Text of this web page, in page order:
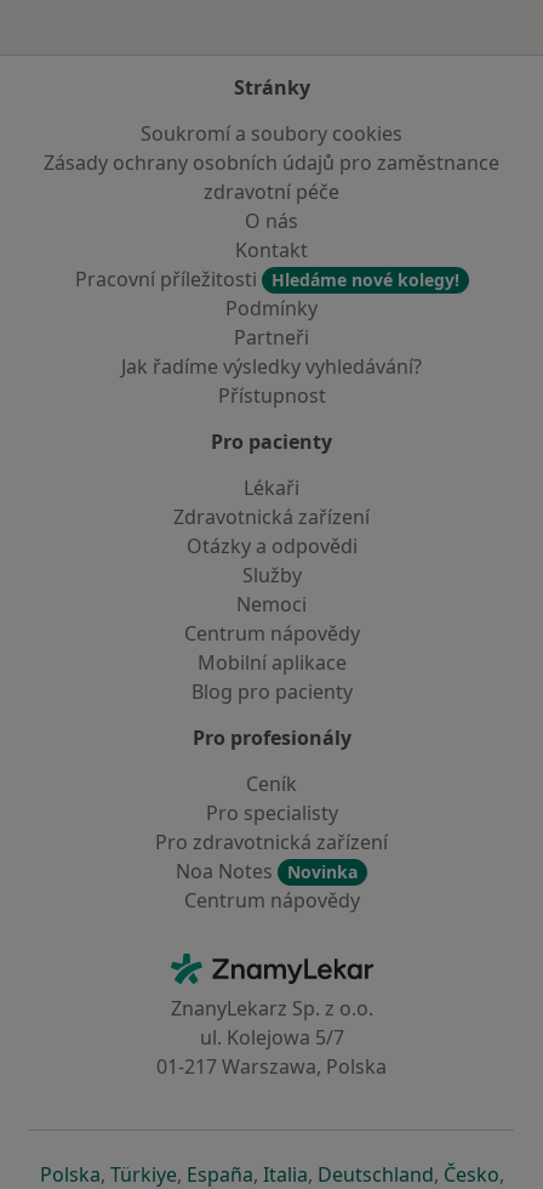
Stránky
Soukromí a soubory cookies
Zásady ochrany osobních údajů pro zaměstnance
zdravotní péče
O nás
Kontakt
Pracovní příležitosti
Hledáme nové kolegy!
Podmínky
Partneři
Jak řadíme výsledky vyhledávání?
Přístupnost
Pro pacienty
Lékaři
Zdravotnická zařízení
Otázky a odpovědi
Služby
Nemoci
Centrum nápovědy
Mobilní aplikace
Blog pro pacienty
Pro profesionály
Ceník
Pro specialisty
Pro zdravotnická zařízení
Noa Notes
Novinka
Centrum nápovědy
ZnamyLekar - Hlavní stránka
ZnanyLekarz Sp. z o.o.
ul. Kolejowa 5/7
01-217 Warszawa, Polska
Polskase otevře v nové záložce
, Türkiyese otevře v nové záložce
, Españase otevře v nové záložce
, Italiase otevře v nové záložce
, Deutschlandse otevře v
, Českose
,